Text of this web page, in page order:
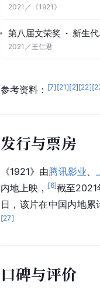
2021 ／ 《1921》
第八届文荣奖 · 新生
2021 ／ 王仁君
参考资料： [7] [21][2][22][
发行与票房
《1921》由腾讯影业、
内地上映， [6]截至2021
日，该片在中国内地
[27]
口碑与评价